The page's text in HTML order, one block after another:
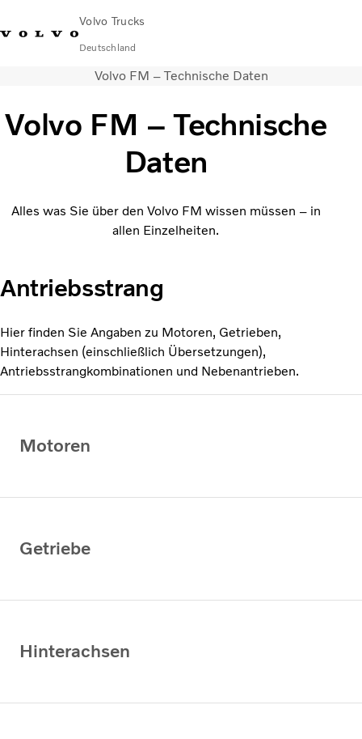
Volvo Trucks
Deutschland
KontaktEinloggen Lkw-KonfiguratorDeutschland
Lkw
News
Technisches
Volvo FM – Technische Daten
Volvo FM – Technische
Daten
Alles was Sie über den Volvo FM wissen müssen – in
allen Einzelheiten.
Antriebsstrang
Hier finden Sie Angaben zu Motoren, Getrieben,
Hinterachsen (einschließlich Übersetzungen),
Antriebsstrangkombinationen und Nebenantrieben.
Motoren
Getriebe
Hinterachsen